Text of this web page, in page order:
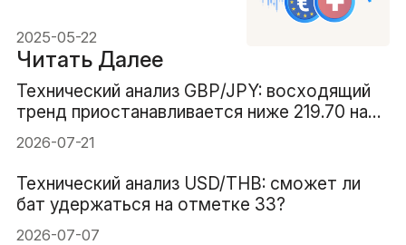
разумных сделок
2025-05-22
Читать Далее
Технический анализ GBP/JPY: восходящий
тренд приостанавливается ниже 219.70 на
фоне ослабления импульса
2026-07-21
Технический анализ USD/THB: сможет ли
бат удержаться на отметке 33?
2026-07-07